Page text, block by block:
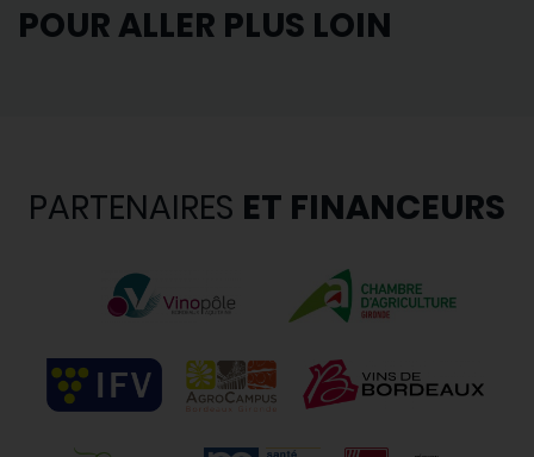
POUR ALLER PLUS LOIN
PARTENAIRES ET FINANCEURS